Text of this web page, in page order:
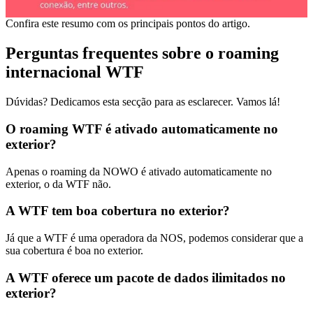
Confira este resumo com os principais pontos do artigo.
Perguntas frequentes sobre o roaming
internacional WTF
Dúvidas? Dedicamos esta secção para as esclarecer. Vamos lá!
O roaming WTF é ativado automaticamente no
exterior?
Apenas o roaming da NOWO é ativado automaticamente no
exterior, o da WTF não.
A WTF tem boa cobertura no exterior?
Já que a WTF é uma operadora da NOS, podemos considerar que a
sua cobertura é boa no exterior.
A WTF oferece um pacote de dados ilimitados no
exterior?